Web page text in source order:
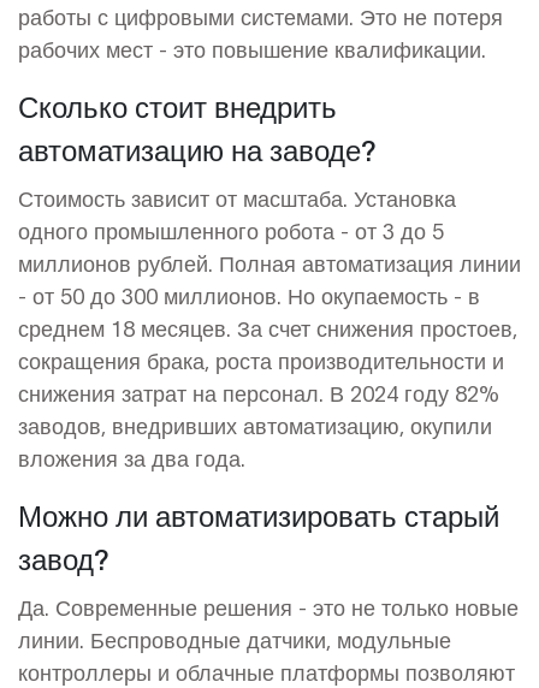
работы с цифровыми системами. Это не потеря
рабочих мест - это повышение квалификации.
Сколько стоит внедрить
автоматизацию на заводе?
Стоимость зависит от масштаба. Установка
одного промышленного робота - от 3 до 5
миллионов рублей. Полная автоматизация линии
- от 50 до 300 миллионов. Но окупаемость - в
среднем 18 месяцев. За счет снижения простоев,
сокращения брака, роста производительности и
снижения затрат на персонал. В 2024 году 82%
заводов, внедривших автоматизацию, окупили
вложения за два года.
Можно ли автоматизировать старый
завод?
Да. Современные решения - это не только новые
линии. Беспроводные датчики, модульные
контроллеры и облачные платформы позволяют